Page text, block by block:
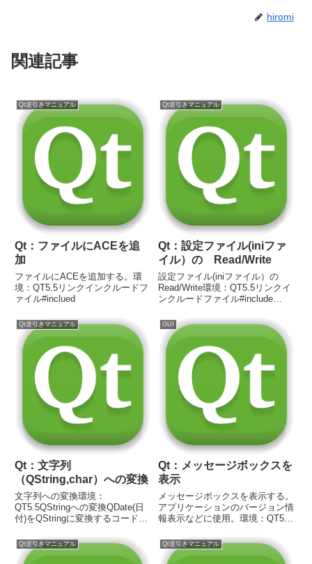
hiromi
関連記事
Qt逆引きマニュアル
Qt：ファイルにACEを追
加
ファイルにACEを追加する。環
境：QT5.5リンクインクルードフ
ァイル#inclued
Qt逆引きマニュアル
Qt：設定ファイル(iniファ
イル）の Read/Write
設定ファイル(iniファイル）の
Read/Write環境：QT5.5リンクイ
ンクルードファイル#include
み // INIファイルパス（任意の場
所に設定） QString strCfg = ...
Qt逆引きマニュアル
Qt：文字列
（QString,char）への変換
文字列への変換環境：
QT5.5QStringへの変換QDate(日
付)をQStringに変換するコード
date.toString("yyyyMMdd_hhmm
ss");int...
GUI
Qt：メッセージボックスを
表示
メッセージボックスを表示する。
アプリケーションのバージョン情
報表示などに使用。環境：QT5.5
#include #include #include コード
// メッセージボックスの設定
Qt逆引きマニュアル Qt逆引きマニュアル